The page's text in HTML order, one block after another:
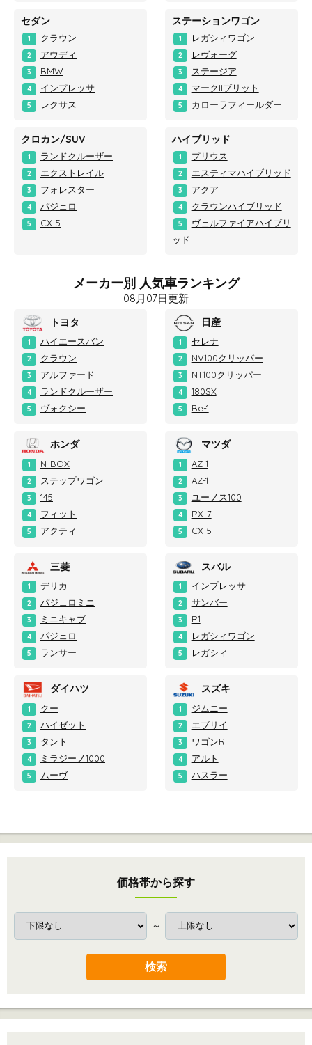
セダン
1 クラウン
2 アウディ
3 BMW
4 インプレッサ
5 レクサス
ステーションワゴン
1 レガシィワゴン
2 レヴォーグ
3 ステージア
4 マークIIブリット
5 カローラフィールダー
クロカン/SUV
1 ランドクルーザー
2 エクストレイル
3 フォレスター
4 パジェロ
5 CX-5
ハイブリッド
1 プリウス
2 エスティマハイブリッド
3 アクア
4 クラウンハイブリッド
5
ヴェルファイアハイブリ
ッド
メーカー別 人気車ランキング
08月07日更新
トヨタ
1 ハイエースバン
2 クラウン
3 アルファード
4 ランドクルーザー
5 ヴォクシー
日産
1 セレナ
2 NV100クリッパー
3 NT100クリッパー
4 180SX
5 Be-1
ホンダ
1 N-BOX
2 ステップワゴン
3 145
4 フィット
5 アクティ
マツダ
1 AZ-1
2 AZ-1
3 ユーノス100
4 RX-7
5 CX-5
三菱
1 デリカ
2 パジェロミニ
3 ミニキャブ
4 パジェロ
5 ランサー
スバル
1 インプレッサ
2 サンバー
3 R1
4 レガシィワゴン
5 レガシィ
ダイハツ
1 クー
2 ハイゼット
3 タント
4 ミラジーノ1000
5 ムーヴ
スズキ
1 ジムニー
2 エブリイ
3 ワゴンR
4 アルト
5 ハスラー
価格帯から探す
～
検索